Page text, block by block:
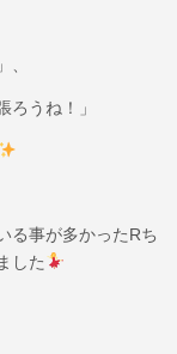
ろうね！」
る事が多かったRち
した